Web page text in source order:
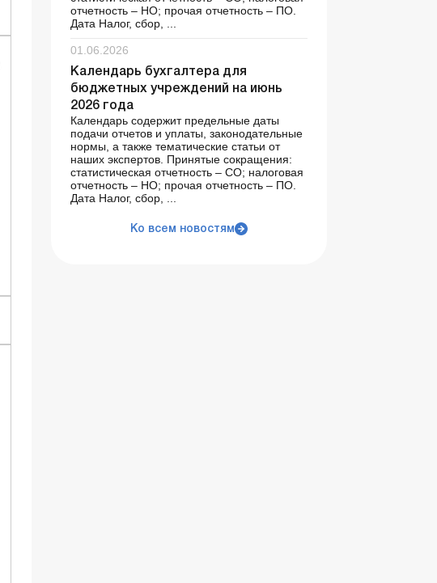
отчетность – НО; прочая отчетность – ПО.
Дата Налог, сбор, ...
01.06.2026
Календарь бухгалтера для
бюджетных учреждений на июнь
2026 года
Календарь содержит предельные даты
подачи отчетов и уплаты, законодательные
нормы, а также тематические статьи от
наших экспертов. Принятые сокращения:
статистическая отчетность – СО; налоговая
отчетность – НО; прочая отчетность – ПО.
Дата Налог, сбор, ...
Ко всем новостям